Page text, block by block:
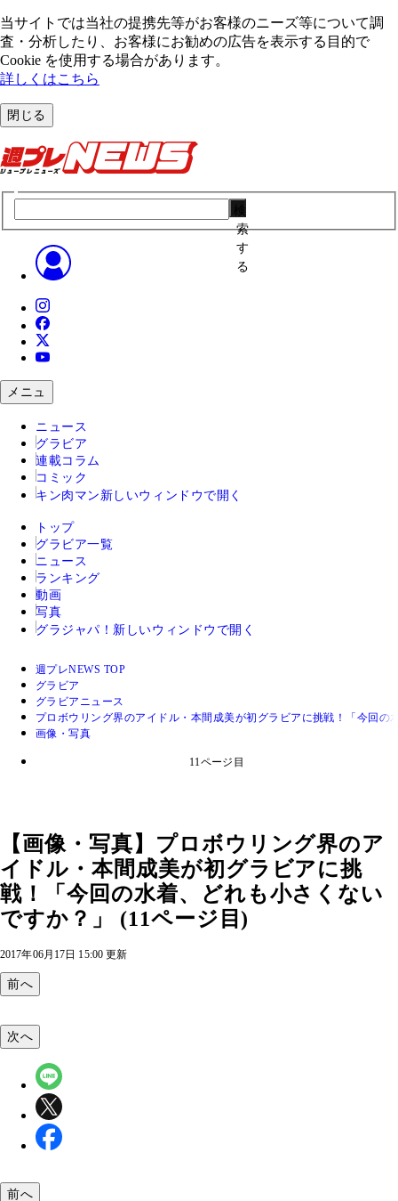
当サイトでは当社の提携先等がお客様のニーズ等について調
査・分析したり、お客様にお勧めの広告を表⽰する⽬的で
Cookie を使⽤する場合があります。
詳しくはこちら
閉じる
索
す
る
メニュ
ニュース
グラビア
連載コラム
コミック
キン肉マン 新しいウィンドウで開く
トップ
グラビア一覧
ニュース
ランキング
動画
写真
グラジャパ！ 新しいウィンドウで開く
週プレNEWS TOP
グラビア
グラビアニュース
プロボウリング界のアイドル・本間成美が初グラビアに挑戦！「今回の
画像・写真
11ページ目
【画像・写真】プロボウリング界のア
イドル・本間成美が初グラビアに挑
戦！「今回の水着、どれも小さくない
ですか？」 (11ページ目)
2017年06月17日 15:00 更新
前へ
次へ
前へ